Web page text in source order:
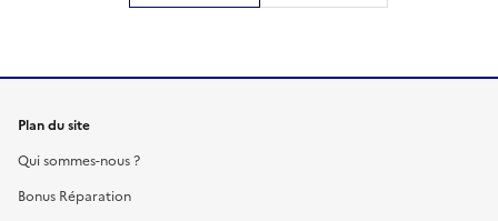
Plan du site
Qui sommes-nous ?
Bonus Réparation